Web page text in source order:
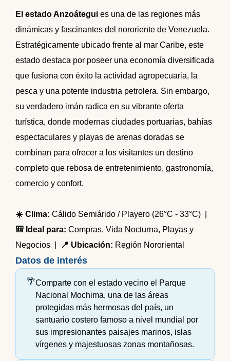
🌴 Península de Paria
Promociones
Contacto
El estado Anzoátegui es una de las regiones más
dinámicas y fascinantes del nororiente de Venezuela.
Estratégicamente ubicado frente al mar Caribe, este
estado destaca por poseer una economía diversificada
que fusiona con éxito la actividad agropecuaria, la
pesca y una potente industria petrolera. Sin embargo,
su verdadero imán radica en su vibrante oferta
turística, donde modernas ciudades portuarias, bahías
espectaculares y playas de arenas doradas se
combinan para ofrecer a los visitantes un destino
completo que rebosa de entretenimiento, gastronomía,
comercio y confort.
☀️ Clima: Cálido Semiárido / Playero (26°C - 33°C) |
🎒 Ideal para: Compras, Vida Nocturna, Playas y
Negocios |
📍 Ubicación: Región Nororiental
Datos de interés
Comparte con el estado vecino el Parque
Nacional Mochima, una de las áreas
protegidas más hermosas del país, un
santuario costero famoso a nivel mundial por
sus impresionantes paisajes marinos, islas
vírgenes y majestuosas zonas montañosas.